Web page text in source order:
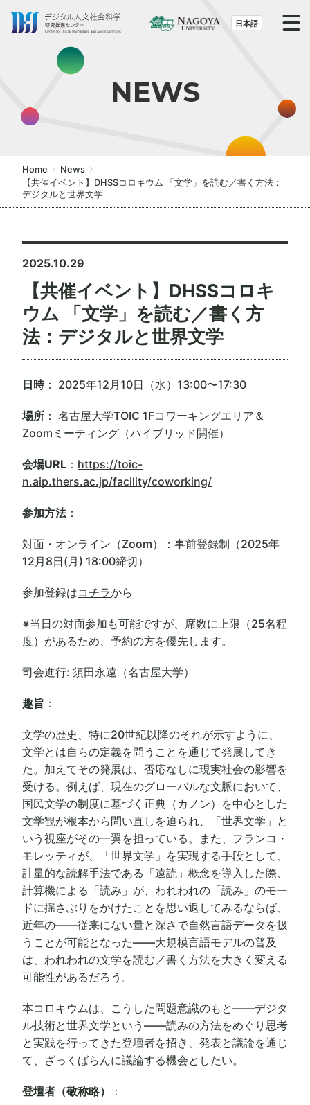
日本語
NEWS
Home
News
【共催イベント】DHSSコロキウム 「文学」を読む／書く方法：
デジタルと世界文学
2025.10.29
【共催イベント】DHSSコロキ
ウム 「文学」を読む／書く方
法：デジタルと世界文学
日時： 2025年12月10日（水）13:00〜17:30
場所 ： 名古屋大学TOIC 1Fコワーキングエリア＆
Zoomミーティング（ハイブリッド開催）
会場URL ： https://toic-
n.aip.thers.ac.jp/facility/coworking/
参加方法：
対面・オンライン（Zoom）：事前登録制（2025年
12月8日(月) 18:00締切）
参加登録はコチラから
※当日の対面参加も可能ですが、席数に上限（25名程
度）があるため、予約の方を優先します。
司会進行: 須田永遠（名古屋大学）
趣旨 ：
文学の歴史、特に20世紀以降のそれが示すように、
文学とは自らの定義を問うことを通じて発展してき
た。加えてその発展は、否応なしに現実社会の影響を
受ける。例えば、現在のグローバルな文脈において、
国民文学の制度に基づく正典（カノン）を中心とした
文学観が根本から問い直しを迫られ、「世界文学」と
いう視座がその一翼を担っている。また、フランコ・
モレッティが、「世界文学」を実現する手段として、
計量的な読解手法である「遠読」概念を導入した際、
計算機による「読み」が、われわれの「読み」のモー
ドに揺さぶりをかけたことを思い返してみるならば、
近年の――従来にない量と深さで自然言語データを扱
うことが可能となった――大規模言語モデルの普及
は、われわれの文学を読む／書く方法を大きく変える
可能性があるだろう。
本コロキウムは、こうした問題意識のもと――デジタ
ル技術と世界文学という――読みの方法をめぐり思考
と実践を行ってきた登壇者を招き、発表と議論を通じ
て、ざっくばらんに議論する機会としたい。
登壇者（敬称略） ：